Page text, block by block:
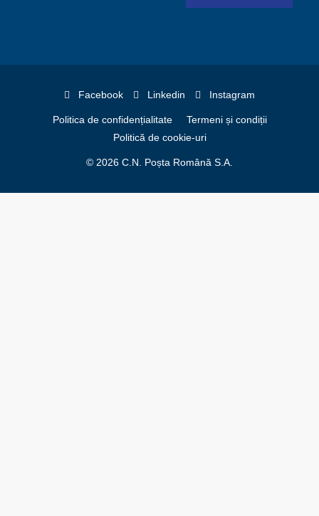
Facebook Linkedin Instagram
Politica de confidențialitate
Termeni și condiții
Politică de cookie-uri
© 2026 C.N. Poșta Română S.A.